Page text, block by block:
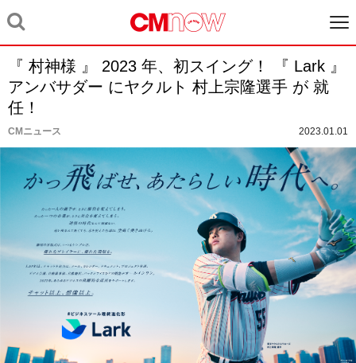
『 村神様 』 2023 年、初スイング！ 『 Lark 』
アンバサダー にヤクルト 村上宗隆選手 が 就
任！
CMニュース 2023.01.01